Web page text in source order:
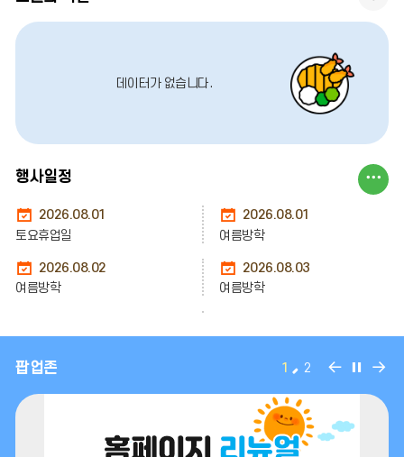
데이터가 없습니다.
늘
보
행사일정
2026.08.01
토요휴업일
2026.08.01
여름방학
2026.08.02
여름방학
2026.08.03
여름방학
여름방학 여름방학
2026.08.06
여름방학
2026.08.07
여름방학
2026.08.08
토요휴업일
행
기
팝업존 1 2
팝
이
팝
존 존